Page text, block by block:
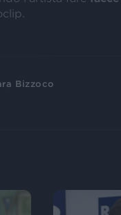
Bizzoco